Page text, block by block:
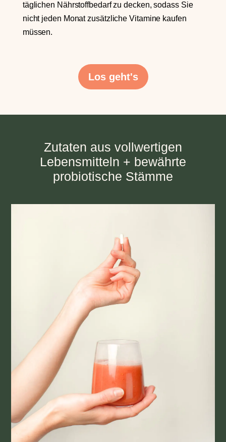
täglichen Nährstoffbedarf zu decken, sodass Sie
nicht jeden Monat zusätzliche Vitamine kaufen
müssen.
Los geht's
Zutaten aus vollwertigen
Lebensmitteln + bewährte
probiotische Stämme